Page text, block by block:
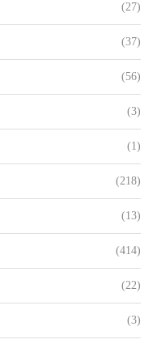
(27)
(37)
(56)
(3)
(1)
(218)
(13)
(414)
(22)
(3)